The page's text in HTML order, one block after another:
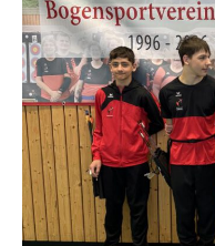
in
Haßloch